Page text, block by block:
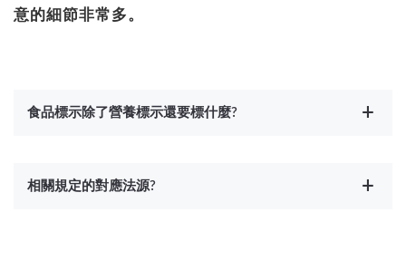
意的細節非常多。
食品標示除了營養標示還要標什麼?
相關規定的對應法源?